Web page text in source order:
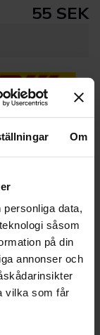
Om
personliga data,
såsom
på din
annonser och
vilka som får
55 SEK
Eget lager allt i